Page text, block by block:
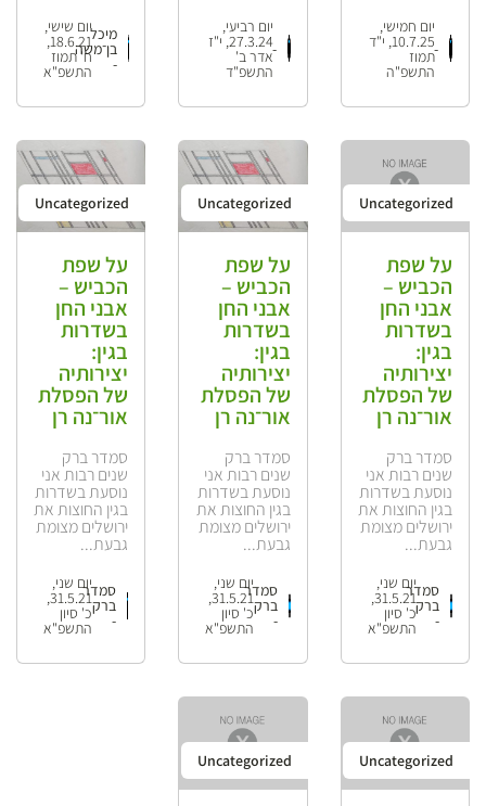
-
יום חמישי,
10.7.25, י"ד
תמוז
התשפ"ה
-
יום רביעי,
27.3.24, י"ז
אדר ב'
התשפ"ד
מיכל
בן־משה
-
יום שישי,
18.6.21,
ח' תמוז
התשפ"א
Uncategorized
על שפת
הכביש –
אבני החן
בשדרות
בגין:
יצירותיה
של הפסלת
אור־נה רן
סמדר ברק
שנים רבות אני
נוסעת בשדרות
בגין החוצות את
ירושלים מצומת
גבעת...
סמדר
ברק
-
יום שני,
31.5.21,
כ' סיון
התשפ"א
Uncategorized
על שפת
הכביש –
אבני החן
בשדרות
בגין:
יצירותיה
של הפסלת
אור־נה רן
סמדר ברק
שנים רבות אני
נוסעת בשדרות
בגין החוצות את
ירושלים מצומת
גבעת...
סמדר
ברק
-
יום שני,
31.5.21,
כ' סיון
התשפ"א
Uncategorized
על שפת
הכביש –
אבני החן
בשדרות
בגין:
יצירותיה
של הפסלת
אור־נה רן
סמדר ברק
שנים רבות אני
נוסעת בשדרות
בגין החוצות את
ירושלים מצומת
גבעת...
סמדר
ברק
-
יום שני,
31.5.21,
כ' סיון
התשפ"א
Uncategorized
Uncategorized